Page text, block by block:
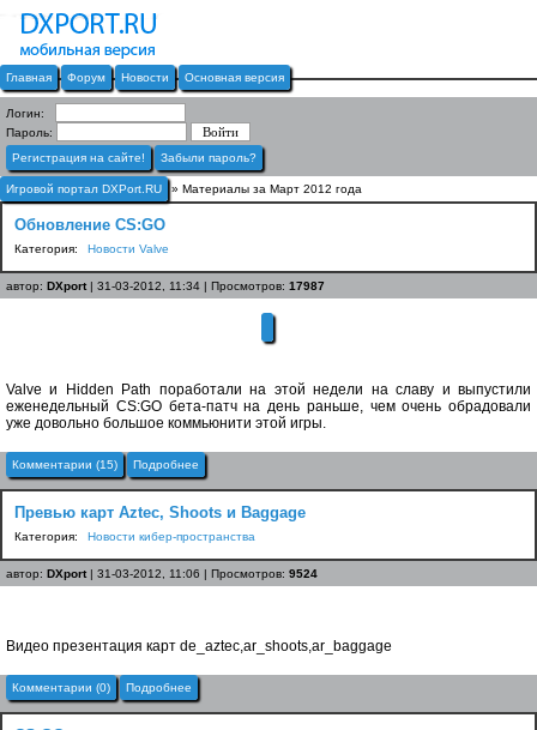
Главная Форум Новости Основная версия
Логин:
Пароль:
Регистрация на сайте!
Забыли пароль?
Игровой портал DXPort.RU » Материалы за Март 2012 года
Обновление CS:GO
Категория: Новости Valve
автор: DXport| 31-03-2012, 11:34 | Просмотров: 17987
Valve и Hidden Path поработали на этой недели на славу и выпустили
еженедельный CS:GO бета-патч на день раньше, чем очень обрадовали
уже довольно большое коммьюнити этой игры.
Комментарии (15) Подробнее
Превью карт Aztec, Shoots и Baggage
Категория: Новости кибер-пространства
автор: DXport| 31-03-2012, 11:06 | Просмотров: 9524
Видео презентация карт de_aztec,ar_shoots,ar_baggage
Комментарии (0) Подробнее